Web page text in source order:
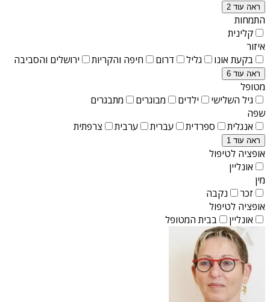
ראה עוד 2
התמחות
קלינית
איזור
בקעת אונו
גליל דרום חיפה והקריות ירושלים והסביבה
ראה עוד 6
מטופל
גיל השלישי
ילדים מבוגרים
מתבגרים
שפה
אנגלית
ספרדית עברית ערבית צרפתית
ראה עוד 1
אופציה לטיפול
אונליין
מין
זכר
נקבה
אופציה לטיפול
אונליין
בבית המטופל